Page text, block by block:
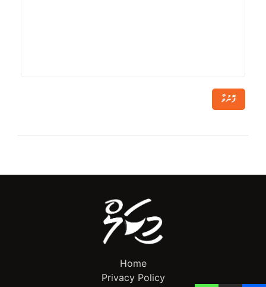
ފޮނުވާ
Home
Privacy Policy